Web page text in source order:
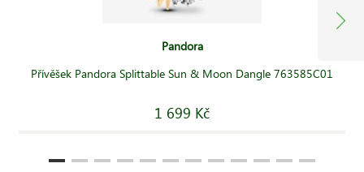
Pandora
Přívěšek Pandora Splittable Sun & Moon Dangle 763585C01
1 699 Kč